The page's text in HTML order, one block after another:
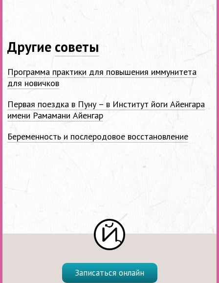
Другие советы
Программа практики для повышения иммунитета
для новичков
Первая поездка в Пуну – в Институт йоги Айенгара
имени Рамамани Айенгар
Беременность и послеродовое восстановление
Записаться онлайн